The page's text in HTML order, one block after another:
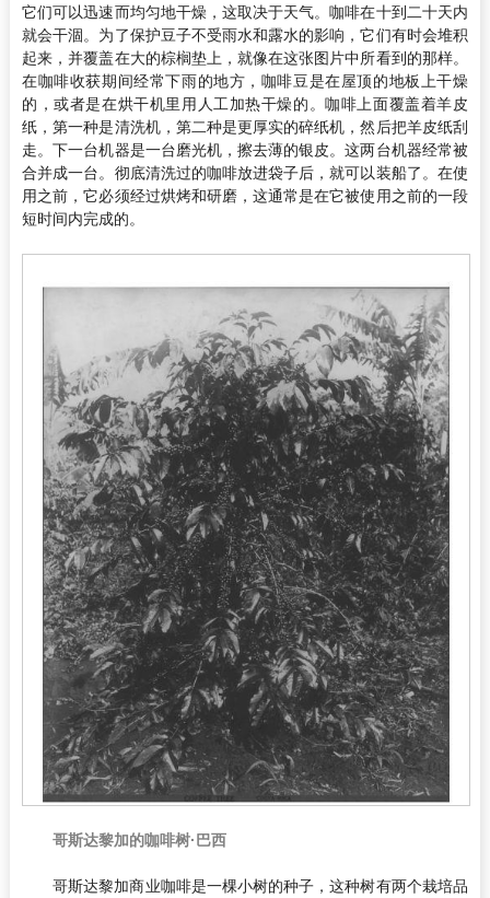
它们可以迅速而均匀地干燥，这取决于天气。咖啡在十到二十天内
就会干涸。为了保护豆子不受雨水和露水的影响，它们有时会堆积
起来，并覆盖在大的棕榈垫上，就像在这张图片中所看到的那样。
在咖啡收获期间经常下雨的地方，咖啡豆是在屋顶的地板上干燥
的，或者是在烘干机里用人工加热干燥的。咖啡上面覆盖着羊皮
纸，第一种是清洗机，第二种是更厚实的碎纸机，然后把羊皮纸刮
走。下一台机器是一台磨光机，擦去薄的银皮。这两台机器经常被
合并成一台。彻底清洗过的咖啡放进袋子后，就可以装船了。在使
用之前，它必须经过烘烤和研磨，这通常是在它被使用之前的一段
短时间内完成的。
哥斯达黎加的咖啡树·巴西
哥斯达黎加商业咖啡是一棵小树的种子，这种树有两个栽培品